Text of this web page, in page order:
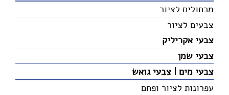
מכחולים לציור
צבעים לציור
צבעי אקריליק
צבעי שמן
צבעי מים | צבעי גואש
עפרונות לציור ופחם